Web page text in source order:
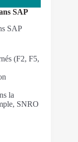
SAP
SAP
(F2, F5,
la
SNRO